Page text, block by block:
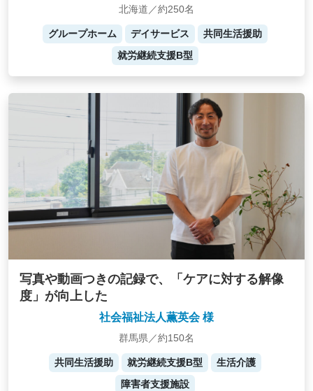
北海道／約250名
グループホーム デイサービス
共同生活援助
就労継続支援B型
写真や動画つきの記録で、「ケアに対する解像
度」が向上した
社会福祉法人薫英会 様
群馬県／約150名
共同生活援助 就労継続支援B型
生活介護
障害者支援施設